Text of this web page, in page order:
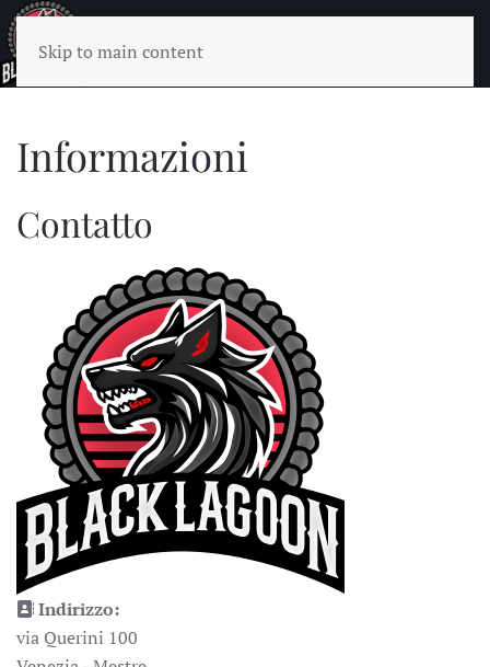
Skip to main content
Informazioni
Contatto
Indirizzo:
via Querini 100